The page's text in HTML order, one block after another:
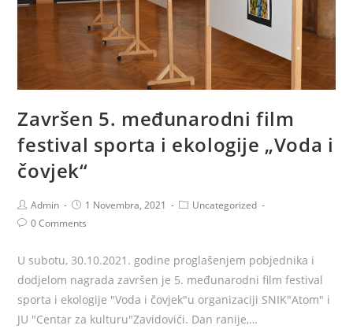
Završen 5. međunarodni film
festival sporta i ekologije „Voda i
čovjek“
Admin 1 Novembra, 2021
Uncategorized
0 Comments
U subotu, 30.10.2021. godine proglašenjem pobjednika i
dodjelom nagrada završen je 5. međunarodni film festival
sporta i ekologije "Voda i čovjek"u organizaciji SNIK"Atom" i
JU "Centar za kulturu"Zavidovići. Dan ranije,…